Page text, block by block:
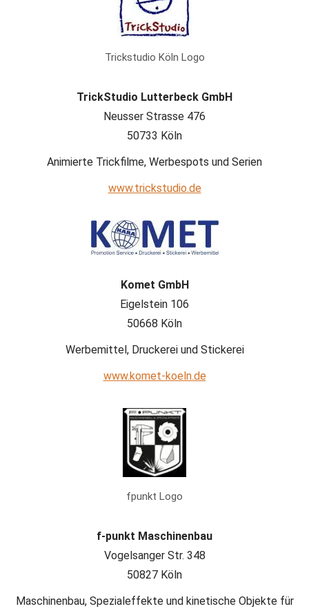
Trickstudio Köln Logo
TrickStudio Lutterbeck GmbH
Neusser Strasse 476
50733 Köln
Animierte Trickfilme, Werbespots und Serien
www.trickstudio.de
Komet GmbH
Eigelstein 106
50668 Köln
Werbemittel, Druckerei und Stickerei
www.komet-koeln.de
fpunkt Logo
f-punkt Maschinenbau
Vogelsanger Str. 348
50827 Köln
Maschinenbau, Spezialeffekte und kinetische Objekte für